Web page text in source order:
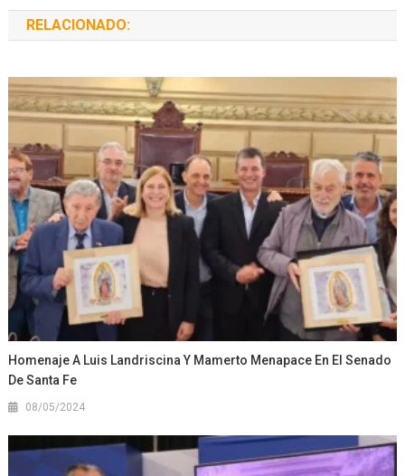
RELACIONADO:
Homenaje A Luis Landriscina Y Mamerto Menapace En El Senado
De Santa Fe
08/05/2024